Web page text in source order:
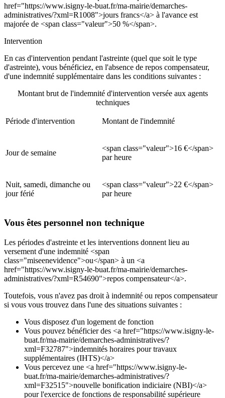
href="https://www.isigny-le-buat.fr/ma-mairie/demarches-
administratives/?xml=R1008">jours francs</a> à l'avance est
majorée de <span class="valeur">50 %</span>.
Intervention
En cas d'intervention pendant l'astreinte (quel que soit le type
d'astreinte), vous bénéficiez, en l'absence de repos compensateur,
d'une indemnité supplémentaire dans les conditions suivantes :
Montant brut de l'indemnité d'intervention versée aux agents
techniques
Période d'intervention Montant de l'indemnité
Jour de semaine
<span class="valeur">16 €</span>
par heure
Nuit, samedi, dimanche ou
jour férié
<span class="valeur">22 €</span>
par heure
Vous êtes personnel non technique
Les périodes d'astreinte et les interventions donnent lieu au
versement d'une indemnité <span
class="miseenevidence">ou</span> à un <a
href="https://www.isigny-le-buat.fr/ma-mairie/demarches-
administratives/?xml=R54690">repos compensateur</a>.
Toutefois, vous n'avez pas droit à indemnité ou repos compensateur
si vous vous trouvez dans l'une des situations suivantes :
Vous disposez d'un logement de fonction
Vous pouvez bénéficier des <a href="https://www.isigny-le-
buat.fr/ma-mairie/demarches-administratives/?
xml=F32787">indemnités horaires pour travaux
supplémentaires (IHTS)</a>
Vous percevez une <a href="https://www.isigny-le-
buat.fr/ma-mairie/demarches-administratives/?
xml=F32515">nouvelle bonification indiciaire (NBI)</a>
pour l'exercice de fonctions de responsabilité supérieure